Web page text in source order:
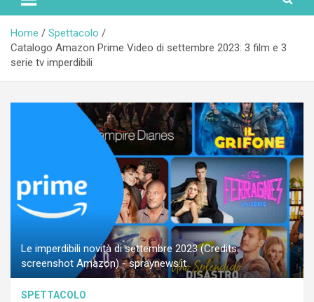
Home
Spettacolo
Catalogo Amazon Prime Video di settembre 2023: 3 film e 3
serie tv imperdibili
Le imperdibili novità di settembre 2023 (Credits:
screenshot Amazon) - spraynews.it
SPETTACOLO